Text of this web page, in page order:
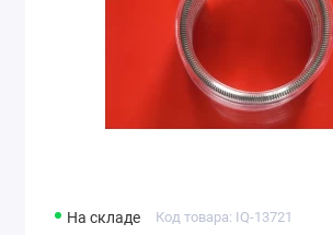
На складе Код товара: IQ-13721